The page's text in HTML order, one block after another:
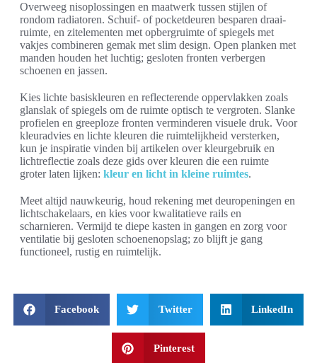
Overweeg nisoplossingen en maatwerk tussen stijlen of
rondom radiatoren. Schuif- of pocketdeuren besparen draai-
ruimte, en zitelementen met opbergruimte of spiegels met
vakjes combineren gemak met slim design. Open planken met
manden houden het luchtig; gesloten fronten verbergen
schoenen en jassen.
Kies lichte basiskleuren en reflecterende oppervlakken zoals
glanslak of spiegels om de ruimte optisch te vergroten. Slanke
profielen en greeploze fronten verminderen visuele druk. Voor
kleuradvies en lichte kleuren die ruimtelijkheid versterken,
kun je inspiratie vinden bij artikelen over kleurgebruik en
lichtreflectie zoals deze gids over kleuren die een ruimte
groter laten lijken: kleur en licht in kleine ruimtes.
Meet altijd nauwkeurig, houd rekening met deuropeningen en
lichtschakelaars, en kies voor kwalitatieve rails en
scharnieren. Vermijd te diepe kasten in gangen en zorg voor
ventilatie bij gesloten schoenenopslag; zo blijft je gang
functioneel, rustig en ruimtelijk.
Facebook Twitter LinkedIn
Pinterest